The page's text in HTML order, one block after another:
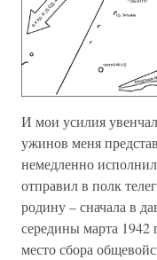
И мои усилия
ужинов меня
немедленно
отправил в полк
родину – сначала в
середины марта 1942
место сбора